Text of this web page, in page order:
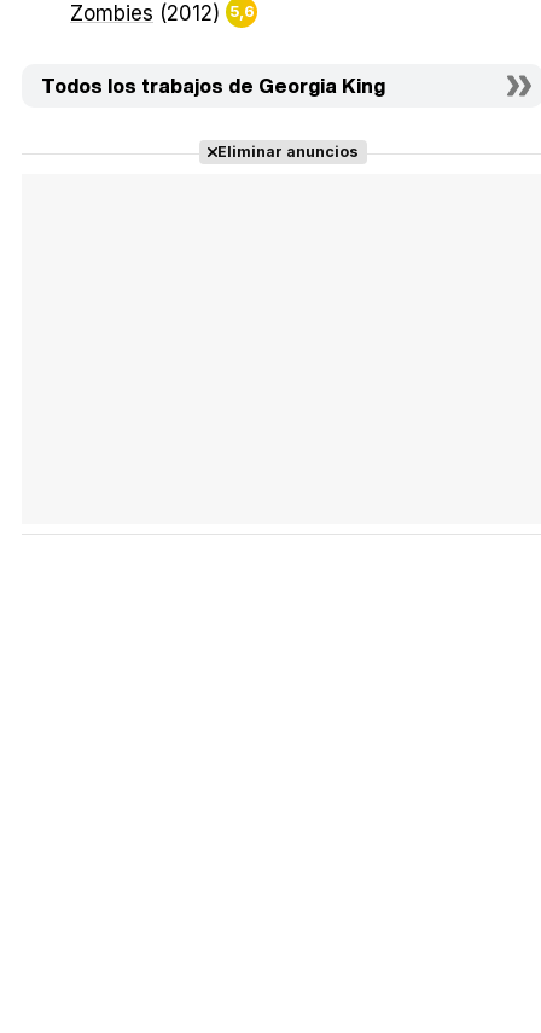
Zombies (2012) 5,6
Todos los trabajos de Georgia King
Eliminar anuncios